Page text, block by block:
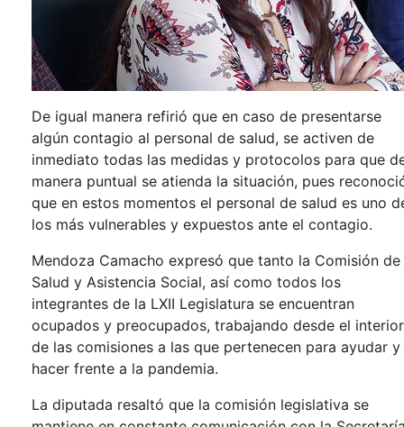
De igual manera refirió que en caso de presentarse
algún contagio al personal de salud, se activen de
inmediato todas las medidas y protocolos para que
manera puntual se atienda la situación, pues
que en estos momentos el personal de salud es uno
los más vulnerables y expuestos ante el contagio.
Mendoza Camacho expresó que tanto la Comisión de
Salud y Asistencia Social, así como todos los
integrantes de la LXII Legislatura se encuentran
ocupados y preocupados, trabajando desde el interior
de las comisiones a las que pertenecen para ayudar y
hacer frente a la pandemia.
La diputada resaltó que la comisión legislativa se